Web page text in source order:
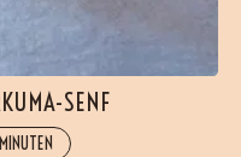
SENF